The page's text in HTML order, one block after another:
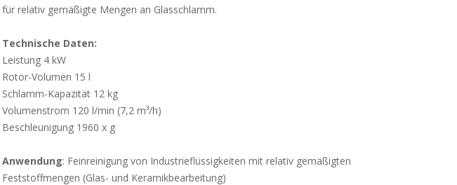
für relativ gemäßigte Mengen an Glasschlamm.
Technische Daten:
Leistung 4 kW
Rotor-Volumen 15 l
Schlamm-Kapazität 12 kg
Volumenstrom 120 l/min (7,2 m³/h)
Beschleunigung 1960 x g
Anwendung: Feinreinigung von Industrieflüssigkeiten mit relativ gemäßigten
Feststoffmengen (Glas- und Keramikbearbeitung)